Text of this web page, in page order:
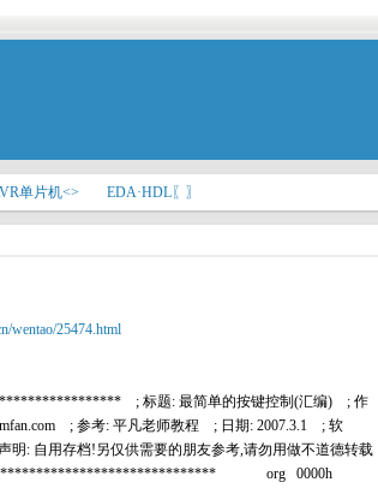
单片机<> EDA·HDL〖〗
wentao/25474.html
; 标题: 最简单的按键控制(汇编) ; 作
; 参考: 平凡老师教程 ; 日期: 2007.3.1 ; 软
: 自用存档!另仅供需要的朋友参考,请勿用做不道德转载
org 0000h